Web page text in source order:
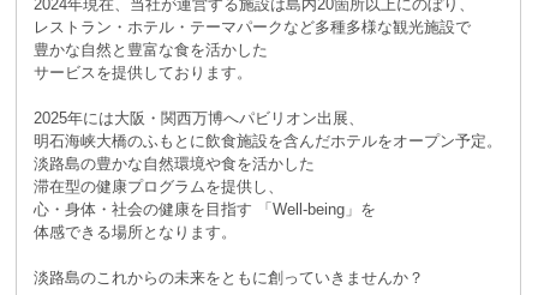
2024年現在、当社が運営する施設は島内20箇所以上にのぼり、
レストラン・ホテル・テーマパークなど多種多様な観光施設で
豊かな自然と豊富な食を活かした
サービスを提供しております。
2025年には大阪・関西万博へパビリオン出展、
明石海峡大橋のふもとに飲食施設を含んだホテルをオープン予定。
淡路島の豊かな自然環境や食を活かした
滞在型の健康プログラムを提供し、
心・身体・社会の健康を目指す 「Well-being」を
体感できる場所となります。
淡路島のこれからの未来をともに創っていきませんか？